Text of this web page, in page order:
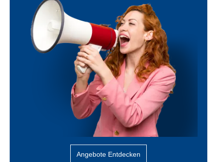
Angebote Entdecken